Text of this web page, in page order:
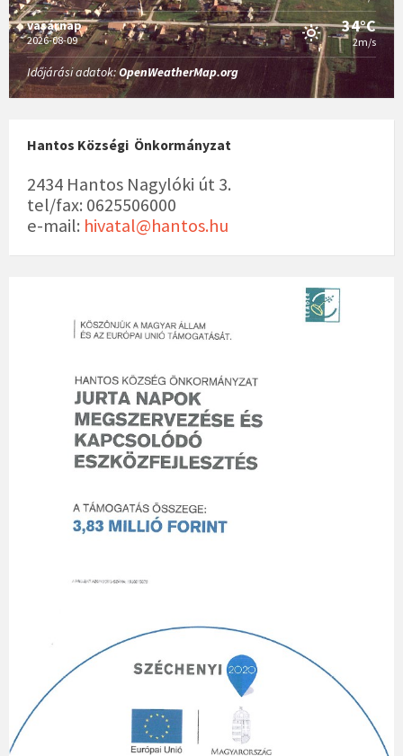
vasárnap
2026-08-09
34°C
2m/s
Időjárási adatok:OpenWeatherMap.org
Hantos Községi Önkormányzat
2434 Hantos Nagylóki út 3.
tel/fax: 0625506000
e-mail: hivatal@hantos.hu